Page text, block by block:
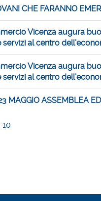
CHE FARANNO
Vicenza augura
al centro
Vicenza augura
al centro
MAGGIO ASSEMBLEA
10